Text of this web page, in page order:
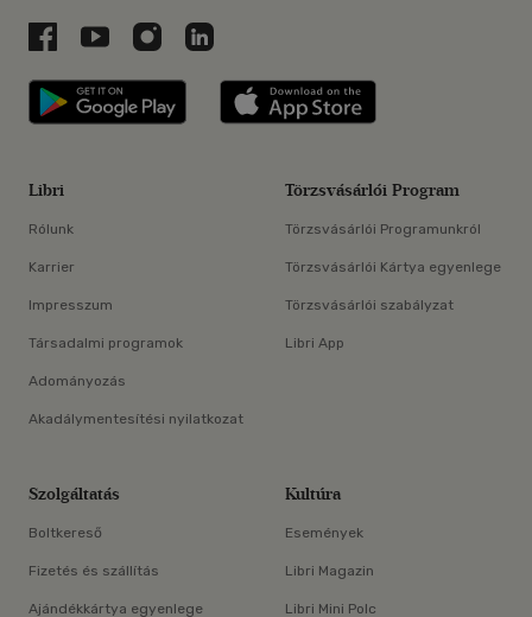
Libri a Facebookon
Libri a Youtube-on
Libri az Instagramon
Libri a LinkedInen
Libri applikáció Szerezd meg: Google
Libri
Rólunk
Karrier
Impresszum
Társadalmi programok
Adományozás
Akadálymentesítési nyilatkozat
Törzsvásárlói Program
Törzsvásárlói Programunkról
Törzsvásárlói Kártya egyenlege
Törzsvásárlói szabályzat
Libri App
Szolgáltatás
Boltkereső
Fizetés és szállítás
Ajándékkártya egyenlege
Kultúra
Események
Libri Magazin
Libri Mini Polc